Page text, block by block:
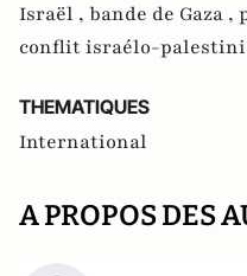
Israël , bande de Gaza ,
conflit israélo-
THEMATIQUES
International
A PROPOS DES